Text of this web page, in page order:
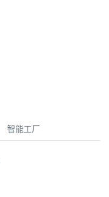
智能工厂